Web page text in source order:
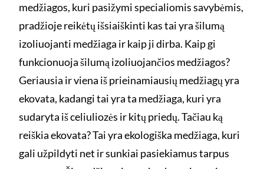
medžiagos, kuri pasižymi specialiomis savybėmis,
pradžioje reikėtų išsiaiškinti kas tai yra šilumą
izoliuojanti medžiaga ir kaip ji dirba. Kaip gi
funkcionuoja šilumą izoliuojančios medžiagos?
Geriausia ir viena iš prieinamiausių medžiagų yra
ekovata, kadangi tai yra ta medžiaga, kuri yra
sudaryta iš celiuliozės ir kitų priedų. Tačiau ką
reiškia ekovata? Tai yra ekologiška medžiaga, kuri
gali užpildyti net ir sunkiai pasiekiamus tarpus